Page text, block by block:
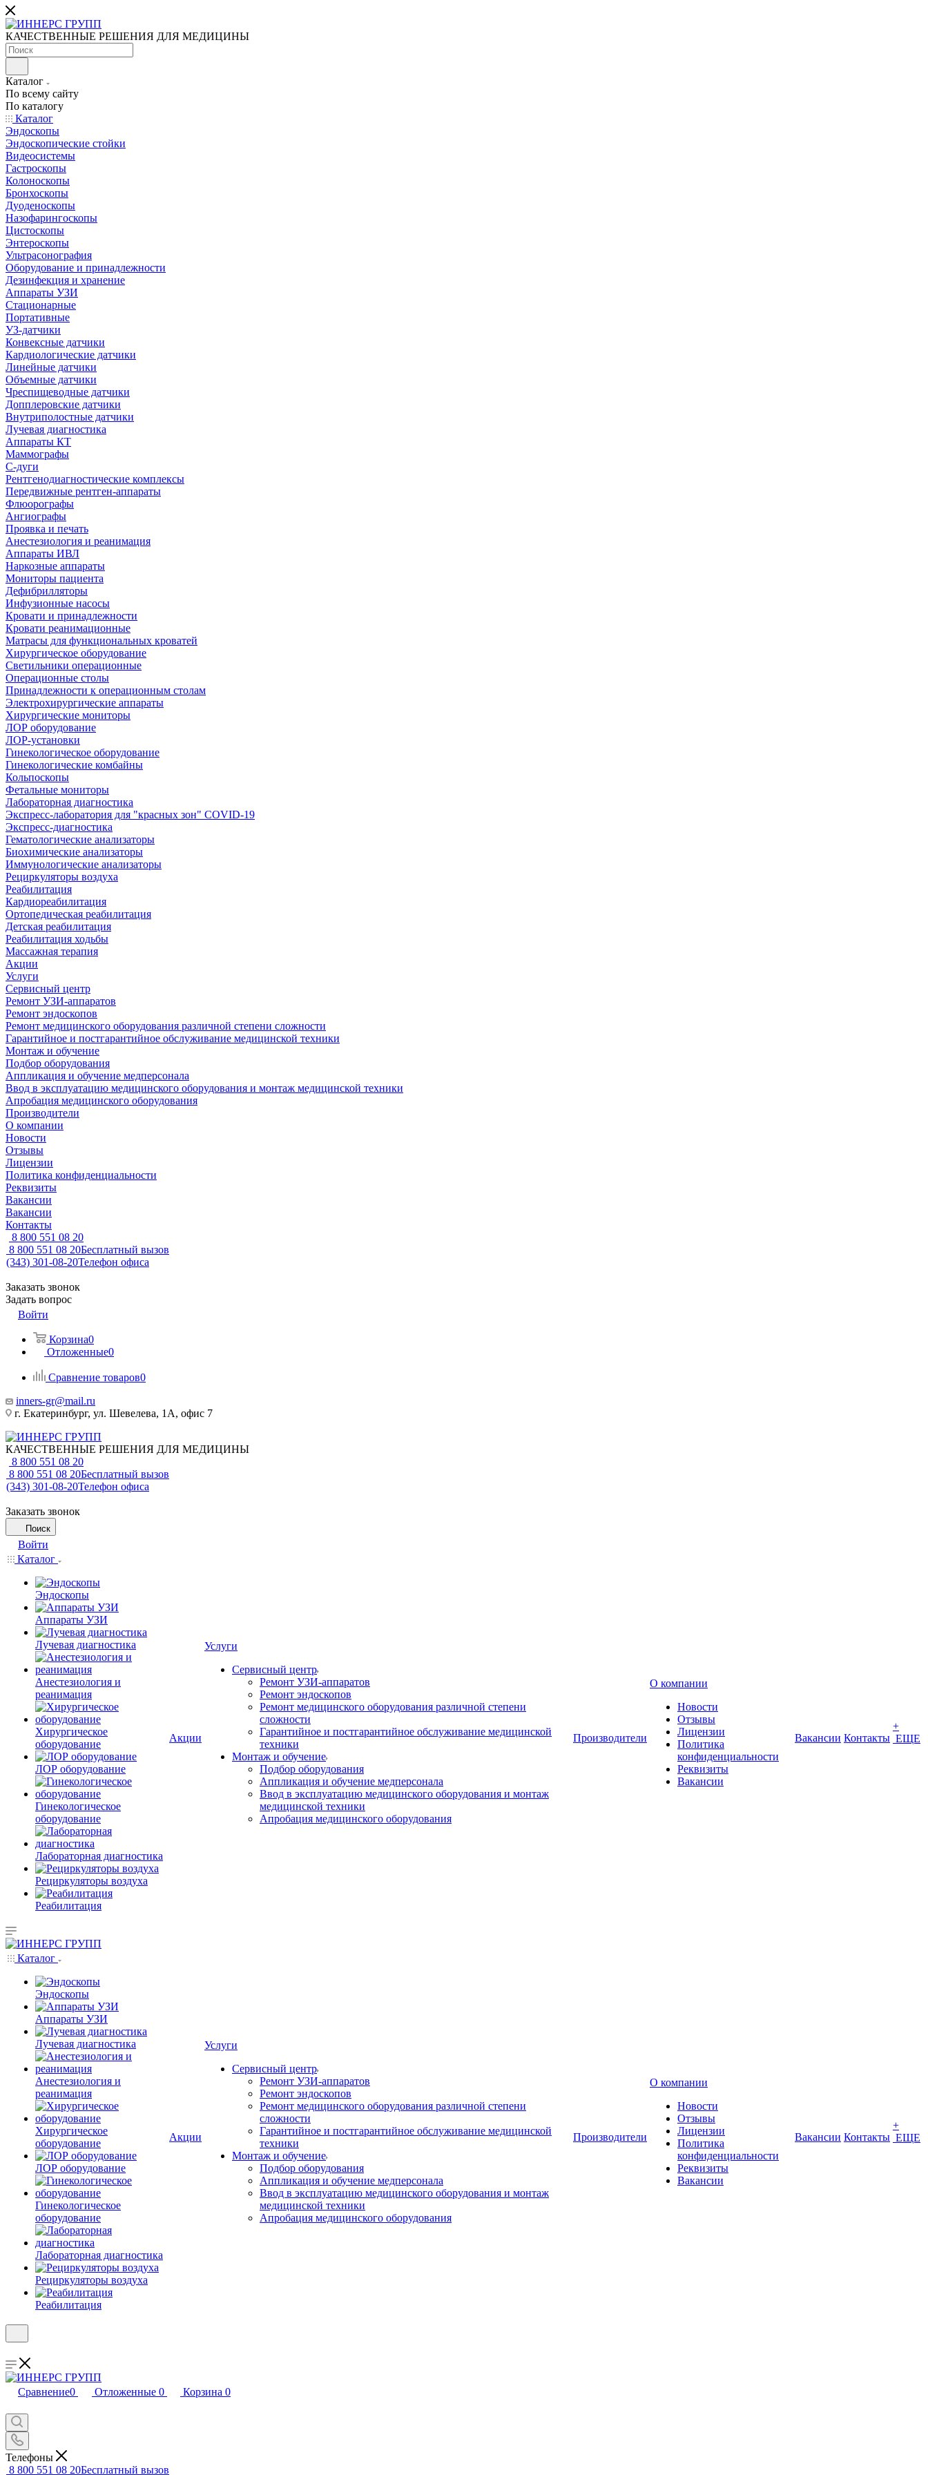
КАЧЕСТВЕННЫЕ РЕШЕНИЯ ДЛЯ МЕДИЦИНЫ
Каталог
По всему сайту
По каталогу
Каталог
Эндоскопы
Эндоскопические стойки
Видеосистемы
Гастроскопы
Колоноскопы
Бронхоскопы
Дуоденоскопы
Назофарингоскопы
Цистоскопы
Энтероскопы
Ультрасонография
Оборудование и принадлежности
Дезинфекция и хранение
Аппараты УЗИ
Стационарные
Портативные
УЗ-датчики
Конвексные датчики
Кардиологические датчики
Линейные датчики
Объемные датчики
Чреспищеводные датчики
Допплеровские датчики
Внутриполостные датчики
Лучевая диагностика
Аппараты КТ
Маммографы
С-дуги
Рентгенодиагностические комплексы
Передвижные рентген-аппараты
Флюорографы
Ангиографы
Проявка и печать
Анестезиология и реанимация
Аппараты ИВЛ
Наркозные аппараты
Мониторы пациента
Дефибрилляторы
Инфузионные насосы
Кровати и принадлежности
Кровати реанимационные
Матрасы для функциональных кроватей
Хирургическое оборудование
Светильники операционные
Операционные столы
Принадлежности к операционным столам
Электрохирургические аппараты
Хирургические мониторы
ЛОР оборудование
ЛОР-установки
Гинекологическое оборудование
Гинекологические комбайны
Кольпоскопы
Фетальные мониторы
Лабораторная диагностика
Экспресс-лаборатория для "красных зон" COVID-19
Экспресс-диагностика
Гематологические анализаторы
Биохимические анализаторы
Иммунологические анализаторы
Рециркуляторы воздуха
Реабилитация
Кардиореабилитация
Ортопедическая реабилитация
Детская реабилитация
Реабилитация ходьбы
Массажная терапия
Акции
Услуги
Сервисный центр
Ремонт УЗИ-аппаратов
Ремонт эндоскопов
Ремонт медицинского оборудования различной степени сложности
Гарантийное и постгарантийное обслуживание медицинской техники
Монтаж и обучение
Подбор оборудования
Аппликация и обучение медперсонала
Ввод в эксплуатацию медицинского оборудования и монтаж медицинской техники
Апробация медицинского оборудования
Производители
О компании
Новости
Отзывы
Лицензии
Политика конфиденциальности
Реквизиты
Вакансии
Вакансии
Контакты
8 800 551 08 20
8 800 551 08 20Бесплатный вызов
(343) 301-08-20Телефон офиса
Заказать звонок
Задать вопрос
Войти
Корзина0
Отложенные0
Сравнение товаров0
inners-gr@mail.ru
г. Екатеринбург, ул. Шевелева, 1А, офис 7
КАЧЕСТВЕННЫЕ РЕШЕНИЯ ДЛЯ МЕДИЦИНЫ
8 800 551 08 20
8 800 551 08 20Бесплатный вызов
(343) 301-08-20Телефон офиса
Заказать звонок
Поиск
Войти
Каталог
Эндоскопы
Аппараты УЗИ
Лучевая диагностика
Анестезиология и
реанимация
Хирургическое
оборудование
ЛОР оборудование
Гинекологическое
оборудование
Лабораторная диагностика
Рециркуляторы воздуха
Реабилитация
Акции
Услуги
Сервисный центр
Ремонт УЗИ-аппаратов
Ремонт эндоскопов
Ремонт медицинского оборудования различной степени
сложности
Гарантийное и постгарантийное обслуживание медицинской
техники
Монтаж и обучение
Подбор оборудования
Аппликация и обучение медперсонала
Ввод в эксплуатацию медицинского оборудования и монтаж
медицинской техники
Апробация медицинского оборудования
Производители
О компании
Новости
Отзывы
Лицензии
Политика
конфиденциальности
Реквизиты
Вакансии
Вакансии Контакты
+
ЕЩЕ
Каталог
Эндоскопы
Аппараты УЗИ
Лучевая диагностика
Анестезиология и
реанимация
Хирургическое
оборудование
ЛОР оборудование
Гинекологическое
оборудование
Лабораторная диагностика
Рециркуляторы воздуха
Реабилитация
Акции
Услуги
Сервисный центр
Ремонт УЗИ-аппаратов
Ремонт эндоскопов
Ремонт медицинского оборудования различной степени
сложности
Гарантийное и постгарантийное обслуживание медицинской
техники
Монтаж и обучение
Подбор оборудования
Аппликация и обучение медперсонала
Ввод в эксплуатацию медицинского оборудования и монтаж
медицинской техники
Апробация медицинского оборудования
Производители
О компании
Новости
Отзывы
Лицензии
Политика
конфиденциальности
Реквизиты
Вакансии
Вакансии Контакты
+
ЕЩЕ
Сравнение0 Отложенные 0 Корзина 0
Телефоны
8 800 551 08 20Бесплатный вызов